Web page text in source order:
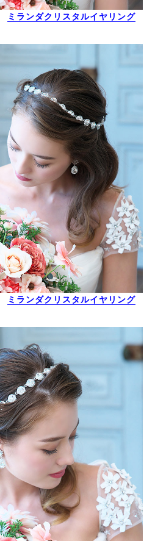
ミランダクリスタルイヤリング
ミランダクリスタルイヤリング